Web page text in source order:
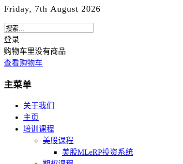
Friday, 7th August 2026
登录
购物车里没有商品
查看购物车
主菜单
关于我们
主页
培训课程
美股课程
美股MLeRP投资系统